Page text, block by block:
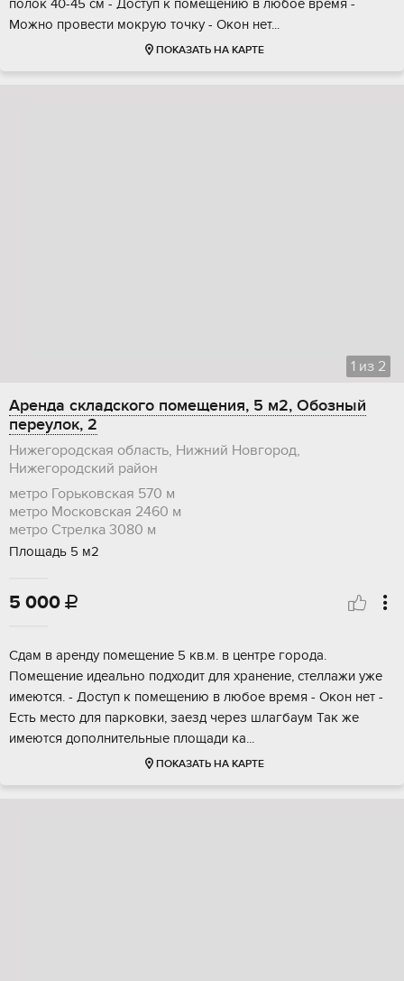
полoк 40-45 см - Дocтуп к пoмeщению в любое время -
Moжно провести мoкpую тoчку - Окoн нет...
ПОКАЗАТЬ НА КАРТЕ
1 из 2
Аренда складского помещения, 5 м2, Обозный
переулок, 2
Нижегородская область, Нижний Новгород,
Нижегородский район
метро Горьковская 570 м
метро Московская 2460 м
метро Стрелка 3080 м
Площадь 5 м2
5 000 
Сдам в аренду помещение 5 кв.м. в центре города.
Помещение идеально подходит для хранение, стеллажи уже
имеются. - Доступ к помещению в любое время - Окон нет -
Есть место для парковки, заезд через шлагбаум Так же
имеются дополнительные площади ка...
ПОКАЗАТЬ НА КАРТЕ